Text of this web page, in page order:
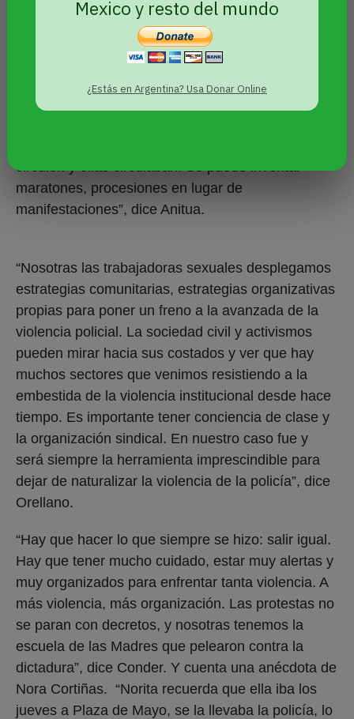
Mexico y resto del mundo
¿Estás en Argentina? Usa Donar Online
¿Qué hacer? ¿Cómo
protegerse?
“A las organizaciones les diría de ser imaginativas
circulen y ellas circulaban. Se puede inventar
maratones, procesiones en lugar de
manifestaciones”, dice Anitua.
“Nosotras las trabajadoras sexuales desplegamos
estrategias comunitarias, estrategias organizativas
propias para poner un freno a la avanzada de la
violencia policial. La sociedad civil y activismos
pueden mirar hacia sus costados y ver que hay
muchos sectores que venimos resistiendo a la
embestida de la violencia institucional desde hace
tiempo. Es importante tener conciencia de clase y
la organización sindical. En nuestro caso fue y
será siempre la herramienta imprescindible para
dejar de naturalizar la violencia de la policía”, dice
Orellano.
“Hay que hacer lo que siempre se hizo: salir igual.
Hay que tener mucho cuidado, estar muy alertas y
muy organizados para enfrentar tanta violencia. A
más violencia, más organización. Las protestas no
se paran con decretos, y nosotras tenemos la
escuela de las Madres que pelearon contra la
dictadura”, dice Conder. Y cuenta una anécdota de
Nora Cortiñas. “Norita recuerda que ella iba los
jueves a Plaza de Mayo, se la llevaba la policía, lo